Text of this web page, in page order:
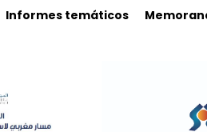
Informes temáticos